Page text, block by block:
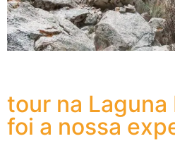
tour na Laguna
foi a nossa